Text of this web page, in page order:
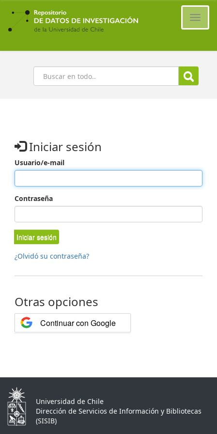
Ir
contenido
principal
Buscar
Iniciar sesión
Usuario/e-mail
Contraseña
Iniciar sesión
¿Olvidó su contraseña?
Otras opciones
Continuar con Google
Universidad de Chile
Dirección de Servicios de Información y Bibliotecas
(SISIB)